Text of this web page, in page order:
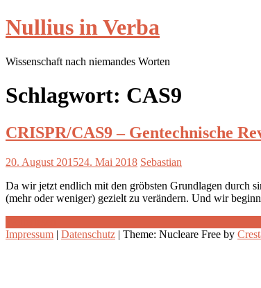
Nullius in Verba
Wissenschaft nach niemandes Worten
Schlagwort: CAS9
CRISPR/CAS9 – Gentechnische
20. August 201524. Mai 2018 Sebastian
Da wir jetzt endlich mit den gröbsten Grundlagen durch
(mehr oder weniger) gezielt zu verändern. Und wir
Impressum | Datenschutz | Theme: Nucleare Free by